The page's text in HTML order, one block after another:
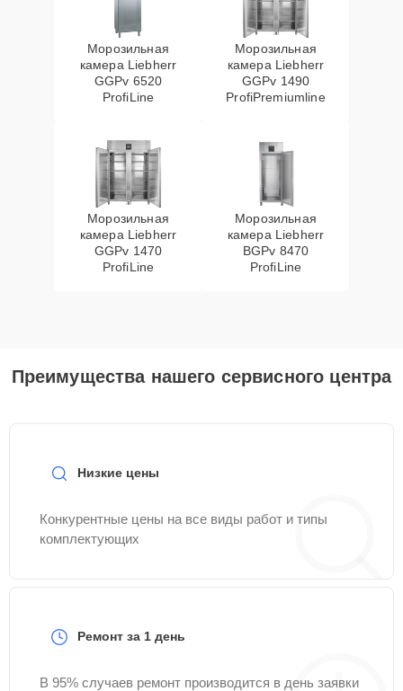
Морозильная
камера Liebherr
GGPv 6520
ProfiLine
Морозильная
камера Liebherr
GGPv 1490
ProfiPremiumline
Морозильная
камера Liebherr
GGPv 1470
ProfiLine
Морозильная
камера Liebherr
BGPv 8470
ProfiLine
Преимущества нашего сервисного центра
Низкие цены
Конкурентные цены на все виды работ и типы
комплектующих
Ремонт за 1 день
В 95% случаев ремонт производится в день заявки